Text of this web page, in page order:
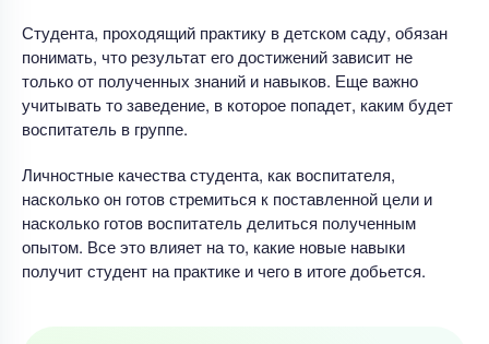
Студента, проходящий практику в детском саду, обязан
понимать, что результат его достижений зависит не
только от полученных знаний и навыков. Еще важно
учитывать то заведение, в которое попадет, каким будет
воспитатель в группе.
Личностные качества студента, как воспитателя,
насколько он готов стремиться к поставленной цели и
насколько готов воспитатель делиться полученным
опытом. Все это влияет на то, какие новые навыки
получит студент на практике и чего в итоге добьется.